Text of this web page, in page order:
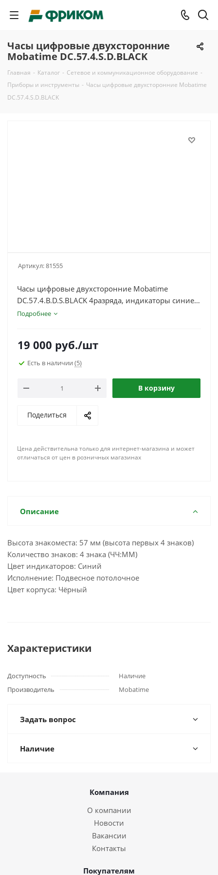
Часы цифровые двухсторонние
Mobatime DC.57.4.S.D.BLACK
Главная - Каталог - Сетевое и коммуникационное оборудование -
Приборы и инструменты - Часы цифровые двухсторонние Mobatime
DC.57.4.S.D.BLACK
Артикул:81555
Часы цифровые двухсторонние Mobatime
DC.57.4.B.D.S.BLACK 4разряда, индикаторы синие,
пот. крепление
Подробнее
19 000 руб./шт
Есть в наличии (5)
В корзину
Поделиться
Цена действительна только для интернет-магазина и может
отличаться от цен в розничных магазинах
Описание
Высота знакоместа: 57 мм (высота первых 4 знаков)
Количество знаков: 4 знака (ЧЧ:ММ)
Цвет индикаторов: Синий
Исполнение: Подвесное потолочное
Цвет корпуса: Чёрный
Характеристики
Доступность
Наличие
Производитель
Mobatime
Задать вопрос
Наличие
Компания
О компании
Новости
Вакансии
Контакты
Покупателям